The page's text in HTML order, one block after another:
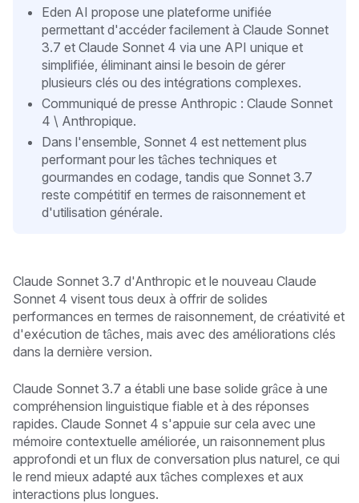
Eden AI propose une plateforme unifiée
permettant d'accéder facilement à Claude Sonnet
3.7 et Claude Sonnet 4 via une API unique et
simplifiée, éliminant ainsi le besoin de gérer
plusieurs clés ou des intégrations complexes.
Communiqué de presse Anthropic : Claude Sonnet
4 \ Anthropique.
Dans l'ensemble, Sonnet 4 est nettement plus
performant pour les tâches techniques et
gourmandes en codage, tandis que Sonnet 3.7
reste compétitif en termes de raisonnement et
d'utilisation générale.
Claude Sonnet 3.7 d'Anthropic et le nouveau Claude
Sonnet 4 visent tous deux à offrir de solides
performances en termes de raisonnement, de créativité et
d'exécution de tâches, mais avec des améliorations clés
dans la dernière version.
Claude Sonnet 3.7 a établi une base solide grâce à une
compréhension linguistique fiable et à des réponses
rapides. Claude Sonnet 4 s'appuie sur cela avec une
mémoire contextuelle améliorée, un raisonnement plus
approfondi et un flux de conversation plus naturel, ce qui
le rend mieux adapté aux tâches complexes et aux
interactions plus longues.